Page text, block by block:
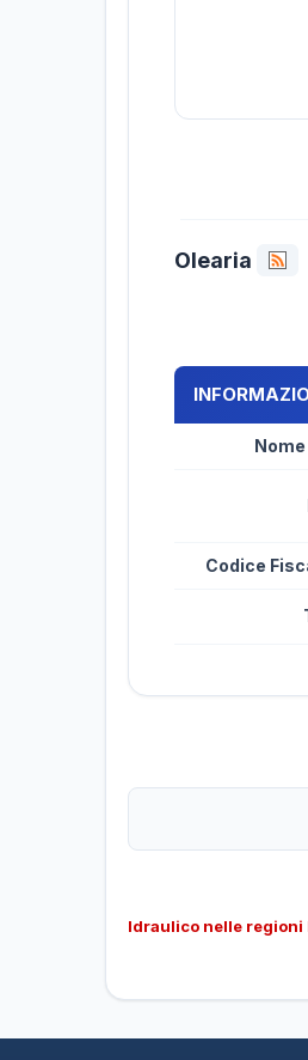
Olearia
Codice
Idraulico nelle regioni